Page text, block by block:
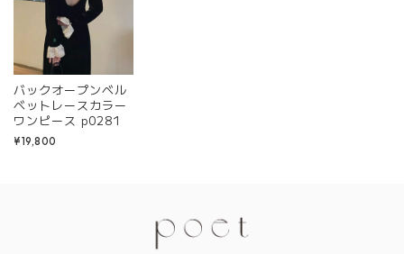
バックオープンベル
ベットレースカラー
ワンピース p0281
¥19,800